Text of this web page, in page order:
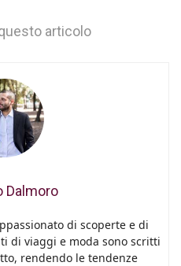
articolo
Dalmoro
di scoperte e di
di viaggi e moda sono scritti
rendendo le tendenze